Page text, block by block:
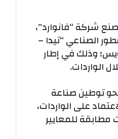
شركة “فانوارد”،
الصناعي “تيدا –
وذلك في إطار
الواردات.
توطين صناعة
على الواردات،
مطابقة للمعايير